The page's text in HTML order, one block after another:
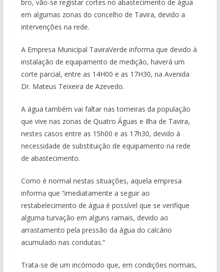
bro, vão-se registar cortes no abastecimento de água
em algumas zonas do concelho de Tavira, devido a
intervenções na rede.
A Empresa Municipal TaviraVerde informa que devido à
instalação de equipamento de medição, haverá um
corte parcial, entre as 14H00 e as 17H30, na Avenida
Dr. Mateus Teixeira de Azevedo.
A água também vai faltar nas torneiras da população
que vive nas zonas de Quatro Águas e Ilha de Tavira,
nestes casos entre as 15h00 e as 17h30, devido à
necessidade de substituição de equipamento na rede
de abastecimento.
Como é normal nestas situações, aquela empresa
informa que “imediatamente a seguir ao
restabelecimento de água é possível que se verifique
alguma turvação em alguns ramais, devido ao
arrastamento pela pressão da água do calcário
acumulado nas condutas.”
Trata-se de um incómodo que, em condições normais,